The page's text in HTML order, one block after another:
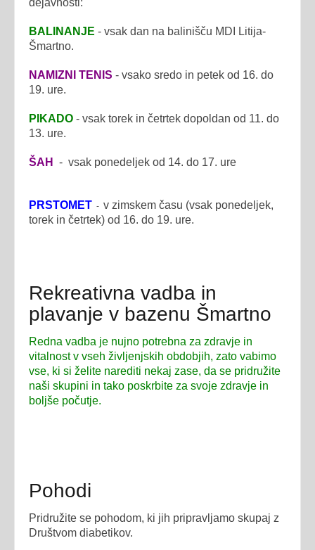
BALINANJE - vsak dan na balinišču MDI Litija-
Šmartno.
NAMIZNI TENIS - vsako sredo in petek od 16. do
19. ure.
PIKADO - vsak torek in četrtek dopoldan od 11. do
13. ure.
ŠAH - vsak ponedeljek od 14. do 17. ure
PRSTOMET - v zimskem času (vsak ponedeljek,
torek in četrtek) od 16. do 19. ure.
Rekreativna vadba in
plavanje v bazenu Šmartno
Redna vadba je nujno potrebna za zdravje in
vitalnost v vseh življenjskih obdobjih, zato vabimo
vse, ki si želite narediti nekaj zase, da se pridružite
naši skupini in tako poskrbite za svoje zdravje in
boljše počutje.
Pohodi
Pridružite se pohodom, ki jih pripravljamo skupaj z
Društvom diabetikov.